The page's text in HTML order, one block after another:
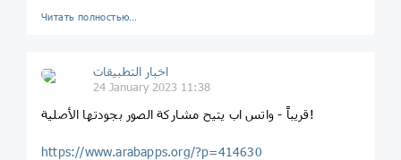
Читать полностью…
اخبار التطبيقات
24 January 2023 11:38
قريباً - واتس اب يتيح مشاركة الصور بجودتها الأصلية!
https://www.arabapps.org/?p=414630